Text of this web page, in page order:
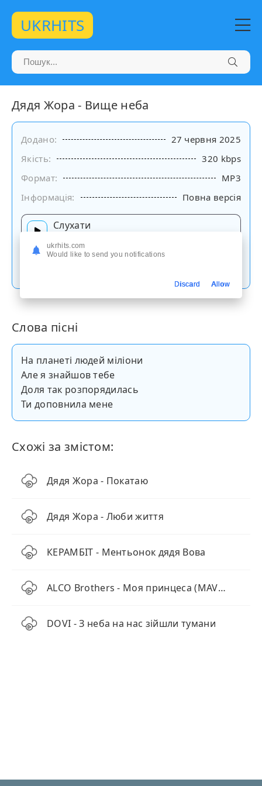
UKRHITS
Дядя Жора - Вище неба
Додано:
27 червня 2025
Якість:
320 kbps
Формат:
MP3
Інформація:
Повна версія
Слухати
Слова пісні
На планеті людей міліони
Але я знайшов тебе
Доля так розпорядилась
Ти доповнила мене
Схожі за змістом:
Дядя Жора - Покатаю
Дядя Жора - Люби життя
КЕРАМБІТ - Ментьонок дядя Вова
ALCO Brothers - Моя принцеса (MAVER Remix)
DOVI - З неба на нас зійшли тумани
ukrhits.com
Would like to send you notifications
Discard Allow